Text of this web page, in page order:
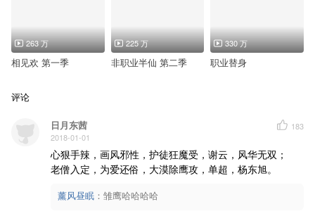
263 万
相见欢 第一季
225 万
非职业半仙 第二季
330 万
职业替身
评论
日月东茜
2018-01-01
183
心狠手辣，画风邪性，护徒狂魔受，谢云，风华无双；
老僧入定，为爱还俗，大漠除鹰攻，单超，杨东旭。
薰风昼眠 ： 雏鹰哈哈哈哈